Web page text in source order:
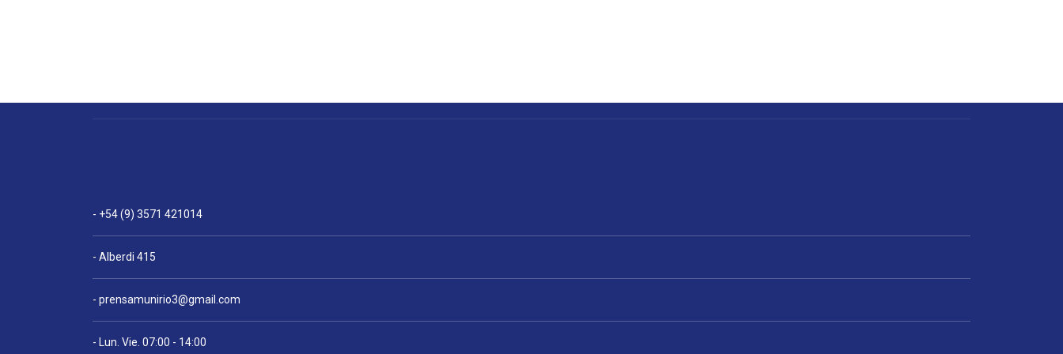
- +54 (9) 3571 421014
- Alberdi 415
- prensamunirio3@gmail.com
- Lun. Vie. 07:00 - 14:00